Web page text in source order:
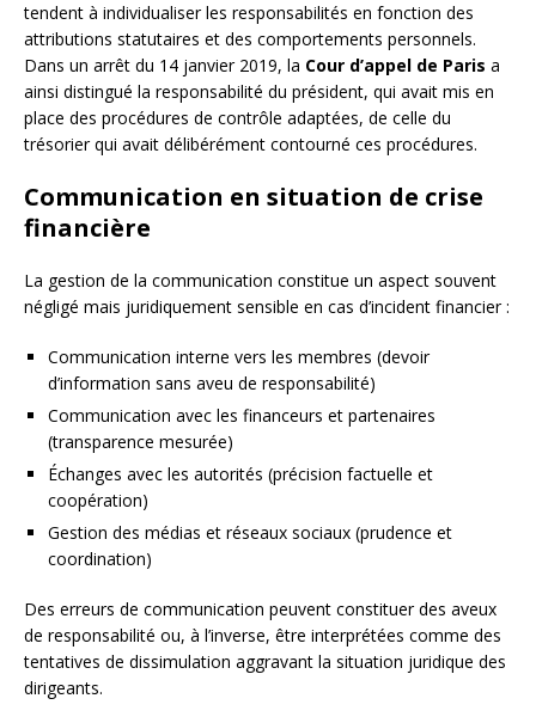
tendent à individualiser les responsabilités en fonction des
attributions statutaires et des comportements personnels.
Dans un arrêt du 14 janvier 2019, la Cour d’appel de Paris a
ainsi distingué la responsabilité du président, qui avait mis en
place des procédures de contrôle adaptées, de celle du
trésorier qui avait délibérément contourné ces procédures.
Communication en situation de crise
financière
La gestion de la communication constitue un aspect souvent
négligé mais juridiquement sensible en cas d’incident financier :
Communication interne vers les membres (devoir
d’information sans aveu de responsabilité)
Communication avec les financeurs et partenaires
(transparence mesurée)
Échanges avec les autorités (précision factuelle et
coopération)
Gestion des médias et réseaux sociaux (prudence et
coordination)
Des erreurs de communication peuvent constituer des aveux
de responsabilité ou, à l’inverse, être interprétées comme des
tentatives de dissimulation aggravant la situation juridique des
dirigeants.